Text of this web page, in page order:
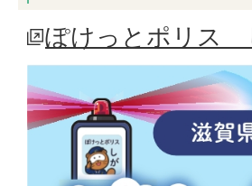
ぽけっとポリス